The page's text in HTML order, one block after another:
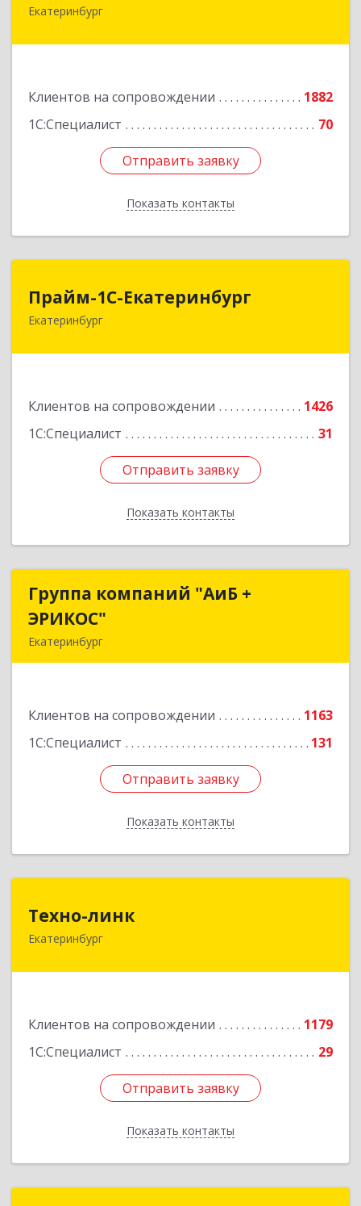
Екатеринбург
Клиентов на сопровождении
1882
1С:Специалист
70
Отправить заявку
Показать контакты
620102, Свердловская обл, Екатеринбург г,
Отправить заявку
Назад
Прайм-1С-Екатеринбург
Екатеринбург
Клиентов на сопровождении
1426
1С:Специалист
31
Отправить заявку
Показать контакты
Прайм-1С-Екатеринбург
620142, Свердловская обл, Екатеринбург г, 8
Отправить заявку
Назад
Группа компаний "АиБ +
ЭРИКОС"
Екатеринбург
Клиентов на сопровождении
1163
1С:Специалист
131
Отправить заявку
Показать контакты
Группа компаний "АиБ +
Подробнее
Отправить заявку
Назад
Техно-линк
Екатеринбург
Клиентов на сопровождении
1179
1С:Специалист
29
Отправить заявку
Показать контакты
620000, Свердловская обл, Екатеринбург г,
Отправить заявку
Назад